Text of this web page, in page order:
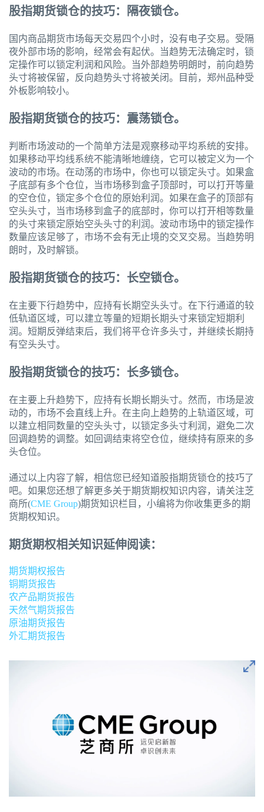
股指期货锁仓的技巧：隔夜锁仓。
国内商品期货市场每天交易四个小时，没有电子交易。受隔
夜外部市场的影响，经常会有起伏。当趋势无法确定时，锁
定操作可以锁定利润和风险。当外部趋势明朗时，前向趋势
头寸将被保留，反向趋势头寸将被关闭。目前，郑州品种受
外板影响较小。
股指期货锁仓的技巧：震荡锁仓。
判断市场波动的一个简单方法是观察移动平均系统的安排。
如果移动平均线系统不能清晰地缠绕，它可以被定义为一个
波动的市场。在动荡的市场中，你也可以锁定头寸。如果盒
子底部有多个仓位，当市场移到盒子顶部时，可以打开等量
的空仓位，锁定多个仓位的原始利润。如果在盒子的顶部有
空头头寸，当市场移到盒子的底部时，你可以打开相等数量
的头寸来锁定原始空头头寸的利润。波动市场中的锁定操作
数量应该足够了，市场不会有无止境的交叉交易。当趋势明
朗时，及时解锁。
股指期货锁仓的技巧：长空锁仓。
在主要下行趋势中，应持有长期空头头寸。在下行通道的较
低轨道区域，可以建立等量的短期长期头寸来锁定短期利
润。短期反弹结束后，我们将平仓许多头寸，并继续长期持
有空头头寸。
股指期货锁仓的技巧：长多锁仓。
在主要上升趋势下，应持有长期长期头寸。然而，市场是波
动的，市场不会直线上升。在主向上趋势的上轨道区域，可
以建立相同数量的空头头寸，以锁定多头寸利润，避免二次
回调趋势的调整。如回调结束将空仓位，继续持有原来的多
头仓位。
通过以上内容了解，相信您已经知道股指期货锁仓的技巧了
吧。如果您还想了解更多关于期货期权知识内容，请关注芝
商所(CME Group)期货知识栏目，小编将为你收集更多的期
货期权知识。
期货期权相关知识延伸阅读：
期货期权报告
铜期货报告
农产品期货报告
天然气期货报告
原油期货报告
外汇期货报告